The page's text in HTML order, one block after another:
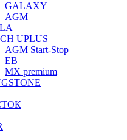
GALAXY
AGM
UPLUS
AGM Start-Stop
EB
MX premium